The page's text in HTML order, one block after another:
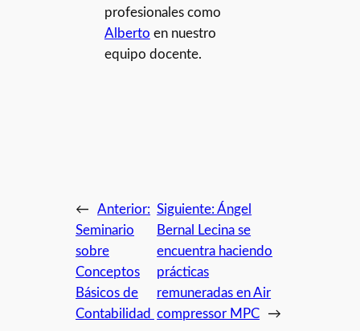
profesionales como
Alberto en nuestro
equipo docente.
←
Anterior:
Seminario
sobre
Conceptos
Básicos de
Contabilidad
Siguiente:Ángel
Bernal Lecina se
encuentra haciendo
prácticas
remuneradas en Air
compressor MPC
→